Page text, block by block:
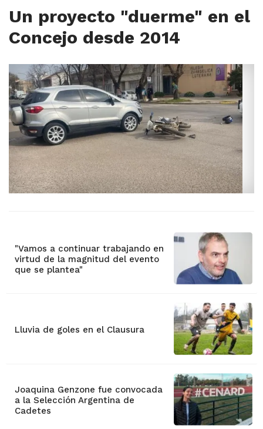
Un proyecto "duerme" en el
Concejo desde 2014
"Vamos a continuar trabajando en
virtud de la magnitud del evento
que se plantea"
Lluvia de goles en el Clausura
Joaquina Genzone fue convocada
a la Selección Argentina de
Cadetes